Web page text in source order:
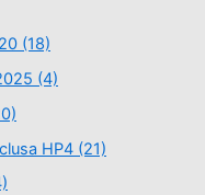
(18)
(4)
HP4 (21)